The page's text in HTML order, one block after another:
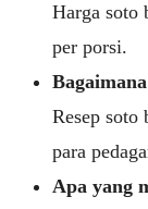
Harga soto
per porsi.
Resep soto
para
Apa yang